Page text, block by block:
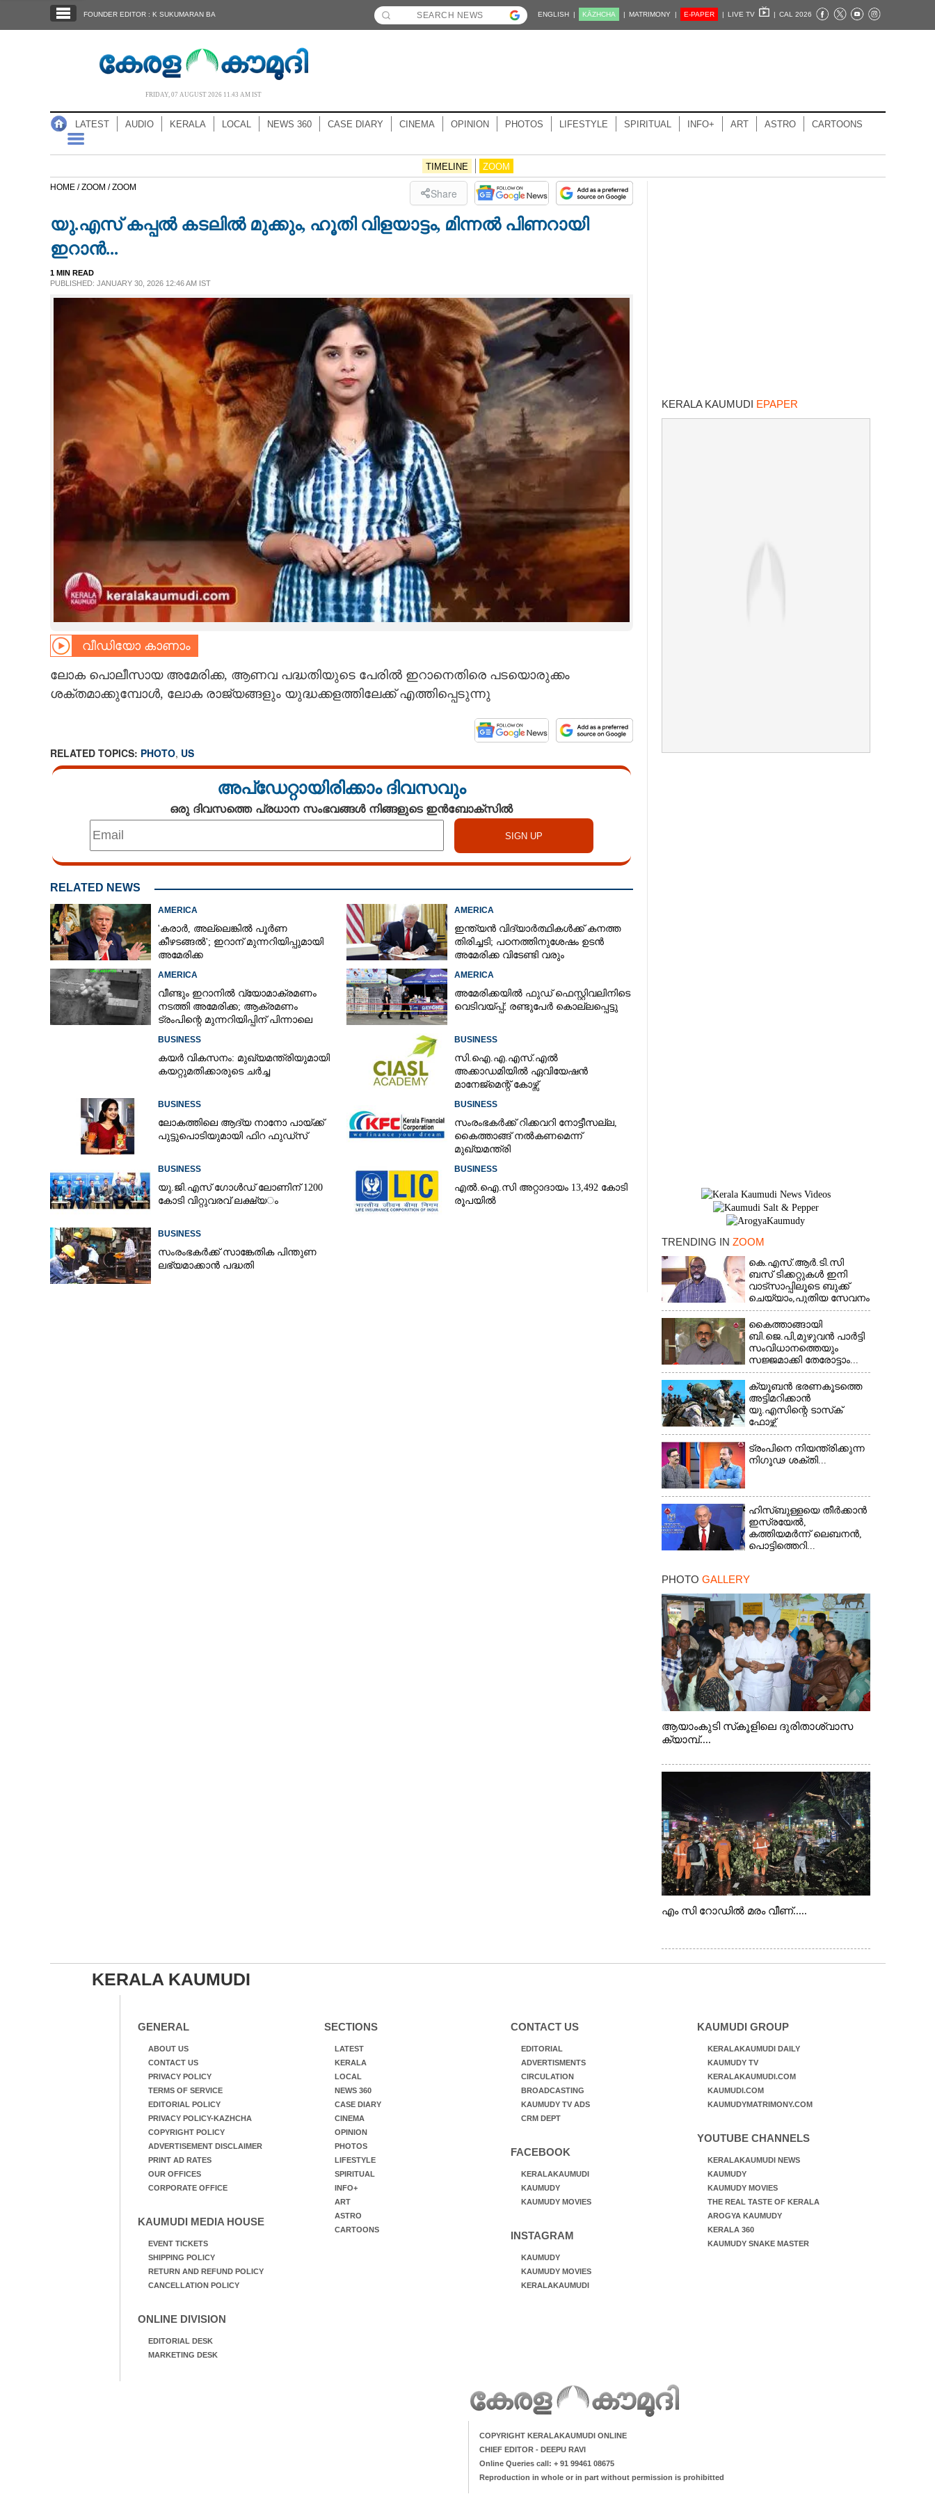
NOTIFIED NEWS
NEWS 360
CASE DIARY
LIFESTYLE
SPIRITUAL
CARTOONS
CONTACT US
FOUNDER EDITOR : K SUKUMARAN BA ENGLISH | KĀZHCHA | MATRIMONY | E-PAPER | LIVE TV | CAL 2026
FRIDAY, 07 AUGUST 2026 11.43 AM IST
LATEST AUDIO KERALA LOCAL NEWS 360 CASE DIARY CINEMA OPINION PHOTOS LIFESTYLE SPIRITUAL INFO+ ART ASTRO CARTOONS
TIMELINE ZOOM
HOME /ZOOM /ZOOM Share
യു.എസ് കപ്പൽ കടലിൽ മുക്കും, ഹൂതി വിളയാട്ടം, മിന്നൽ പിണറായി
ഇറാൻ...
1 MIN READ
PUBLISHED: JANUARY 30, 2026 12:46 AM IST
വീഡിയോ കാണാം
ലോക പൊലീസായ അമേരിക്ക, ആണവ പദ്ധതിയുടെ പേരിൽ ഇറാനെതിരെ പടയൊരുക്കം
ശക്തമാക്കുമ്പോൾ, ലോക രാജ്യങ്ങളും യുദ്ധക്കളത്തിലേക്ക് എത്തിപ്പെടുന്നു
RELATED TOPICS: PHOTO, US
അപ്ഡേറ്റായിരിക്കാം ദിവസവും
ഒരു ദിവസത്തെ പ്രധാന സംഭവങ്ങൾ നിങ്ങളുടെ ഇൻബോക്സിൽ
RELATED NEWS
AMERICA
'കരാർ, അല്ലെങ്കിൽ പൂർണ
കീഴടങ്ങൽ'; ഇറാന് മുന്നറിയിപ്പുമായി
അമേരിക്ക
AMERICA
ഇന്ത്യൻ വിദ്യാർത്ഥികൾക്ക് കനത്ത
തിരിച്ചടി; പഠനത്തിനുശേഷം ഉടൻ
അമേരിക്ക വിടേണ്ടി വരും
AMERICA
വീണ്ടും ഇറാനിൽ വ്യോമാക്രമണം
നടത്തി അമേരിക്ക; ആക്രമണം
ട്രംപിന്റെ മുന്നറിയിപ്പിന് പിന്നാലെ
AMERICA
അമേരിക്കയിൽ ഫുഡ് ഫെസ്റ്റിവലിനിടെ
വെടിവയ്‌പ്പ്; രണ്ടുപേർ കൊല്ലപ്പെട്ടു
BUSINESS
കയർ വികസനം: മുഖ്യമന്ത്രിയുമായി
കയറ്റുമതിക്കാരുടെ ചർച്ച
BUSINESS
സി.ഐ.എ.എസ്.എൽ
അക്കാഡമിയിൽ ഏവിയേഷൻ
മാനേജ്മെന്റ് കോഴ്സ്
BUSINESS
ലോകത്തിലെ ആദ്യ നാനോ പായ്ക്ക്
പുട്ടുപൊടിയുമായി ഫിറ ഫുഡ്‌സ്
BUSINESS
സംരംഭകർക്ക് റിക്കവറി നോട്ടീസല്ല,
കൈത്താങ്ങ് നൽകണമെന്ന്
മുഖ്യമന്ത്രി
BUSINESS
യു.​ജി.​എ​സ് ​ഗോ​ൾ​ഡ് ​ലോണിന് 1200​ ​
കോ​ടി​ ​വി​റ്റു​വ​ര​വ് ​ല​ക്ഷ്യ​ം
BUSINESS
എൽ.ഐ.സി അറ്റാദായം 13,492 കോടി
രൂപയിൽ
BUSINESS
സംരംഭകർക്ക് സാങ്കേതിക പിന്തുണ
ലഭ്യമാക്കാൻ പദ്ധതി
KERALA KAUMUDI EPAPER
TRENDING IN ZOOM
കെ.എസ്.ആർ.ടി.സി
ബസ് ടിക്കറ്റുകൾ ഇനി
വാട്സാപ്പിലൂടെ ബുക്ക്
ചെയ്യാം,പുതിയ സേവനം
തുടങ്ങി...
കൈത്താങ്ങായി
ബി.ജെ.പി,മുഴുവൻ പാർട്ടി
സംവിധാനത്തെയും
സജ്ജമാക്കി തേരോട്ടാം...
ക്യൂബൻ ഭരണകൂടത്തെ
അട്ടിമറിക്കാൻ
യു.എസിന്റെ ടാസ്‌ക്
ഫോഴ്സ്
ട്രംപിനെ നിയന്ത്രിക്കുന്ന
നിഗൂഢ ശക്തി...
ഹിസ്ബുള്ളയെ തീർക്കാൻ
ഇസ്രയേൽ,
കത്തിയമർന്ന് ലെബനൻ,
പൊട്ടിത്തെറി...
PHOTO GALLERY
ആയാംകുടി സ്‌കൂളിലെ ദുരിതാശ്വാസ
ക്യാമ്പ്....
എം സി റോഡിൽ മരം വീണ്.....
KERALA KAUMUDI
GENERAL
ABOUT US
CONTACT US
PRIVACY POLICY
TERMS OF SERVICE
EDITORIAL POLICY
PRIVACY POLICY-KAZHCHA
COPYRIGHT POLICY
ADVERTISEMENT DISCLAIMER
PRINT AD RATES
OUR OFFICES
CORPORATE OFFICE
KAUMUDI MEDIA HOUSE
EVENT TICKETS
SHIPPING POLICY
RETURN AND REFUND POLICY
CANCELLATION POLICY
ONLINE DIVISION
EDITORIAL DESK
MARKETING DESK
SECTIONS
LATEST
KERALA
LOCAL
NEWS 360
CASE DIARY
CINEMA
OPINION
PHOTOS
LIFESTYLE
SPIRITUAL
INFO+
ART
ASTRO
CARTOONS
CONTACT US
EDITORIAL
ADVERTISMENTS
CIRCULATION
BROADCASTING
KAUMUDY TV ADS
CRM DEPT
FACEBOOK
KERALAKAUMUDI
KAUMUDY
KAUMUDY MOVIES
INSTAGRAM
KAUMUDY
KAUMUDY MOVIES
KERALAKAUMUDI
KAUMUDI GROUP
KERALAKAUMUDI DAILY
KAUMUDY TV
KERALAKAUMUDI.COM
KAUMUDI.COM
KAUMUDYMATRIMONY.COM
YOUTUBE CHANNELS
KERALAKAUMUDI NEWS
KAUMUDY
KAUMUDY MOVIES
THE REAL TASTE OF KERALA
AROGYA KAUMUDY
KERALA 360
KAUMUDY SNAKE MASTER
COPYRIGHT KERALAKAUMUDI ONLINE
CHIEF EDITOR - DEEPU RAVI
Online Queries call: + 91 99461 08675
Reproduction in whole or in part without permission is prohibitted